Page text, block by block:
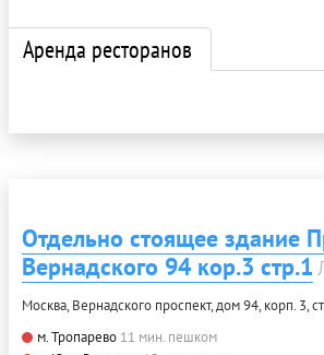
Аренда ресторанов
Отдельно стоящее здание
Вернадского 94 кор.3 стр.1
Москва, Вернадского проспект, дом 94, корп. 3,
м. Тропарево 11 мин. пешком